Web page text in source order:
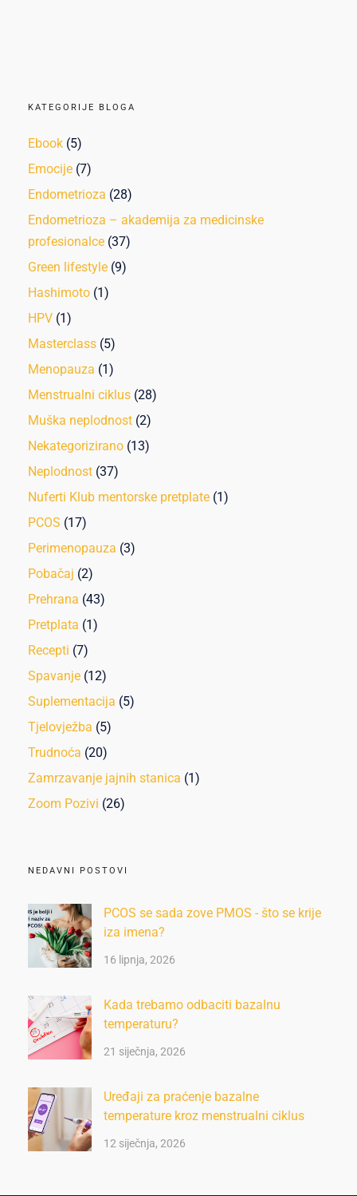
KATEGORIJE BLOGA
Ebook (5)
Emocije (7)
Endometrioza (28)
Endometrioza – akademija za medicinske
profesionalce (37)
Green lifestyle (9)
Hashimoto (1)
HPV (1)
Masterclass (5)
Menopauza (1)
Menstrualni ciklus (28)
Muška neplodnost (2)
Nekategorizirano (13)
Neplodnost (37)
Nuferti Klub mentorske pretplate (1)
PCOS (17)
Perimenopauza (3)
Pobačaj (2)
Prehrana (43)
Pretplata (1)
Recepti (7)
Spavanje (12)
Suplementacija (5)
Tjelovježba (5)
Trudnoća (20)
Zamrzavanje jajnih stanica (1)
Zoom Pozivi (26)
NEDAVNI POSTOVI
PCOS se sada zove PMOS - što se krije
iza imena?
16 lipnja, 2026
Kada trebamo odbaciti bazalnu
temperaturu?
21 siječnja, 2026
Uređaji za praćenje bazalne
temperature kroz menstrualni ciklus
12 siječnja, 2026